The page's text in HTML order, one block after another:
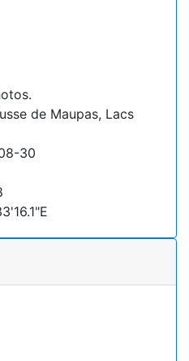
de Maupas, Lacs
30